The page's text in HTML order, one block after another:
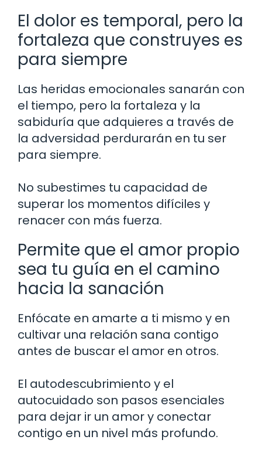
El dolor es temporal, pero la
fortaleza que construyes es
para siempre
Las heridas emocionales sanarán con
el tiempo, pero la fortaleza y la
sabiduría que adquieres a través de
la adversidad perdurarán en tu ser
para siempre.
No subestimes tu capacidad de
superar los momentos difíciles y
renacer con más fuerza.
Permite que el amor propio
sea tu guía en el camino
hacia la sanación
Enfócate en amarte a ti mismo y en
cultivar una relación sana contigo
antes de buscar el amor en otros.
El autodescubrimiento y el
autocuidado son pasos esenciales
para dejar ir un amor y conectar
contigo en un nivel más profundo.